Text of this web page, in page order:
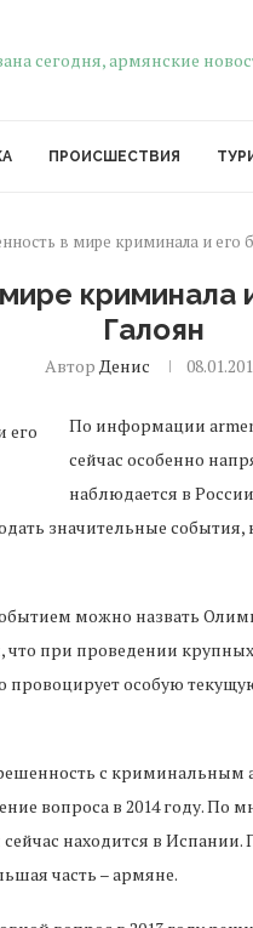
ПРОИСШЕСТВИЯ
в мире криминала и его
криминала
Галоян
АвторДенис
По информации
сейчас особенно
наблюдается в
значительные события,
можно назвать
при проведении
особую
с криминальным
вопроса в 2014 году.
находится в
часть – армяне.